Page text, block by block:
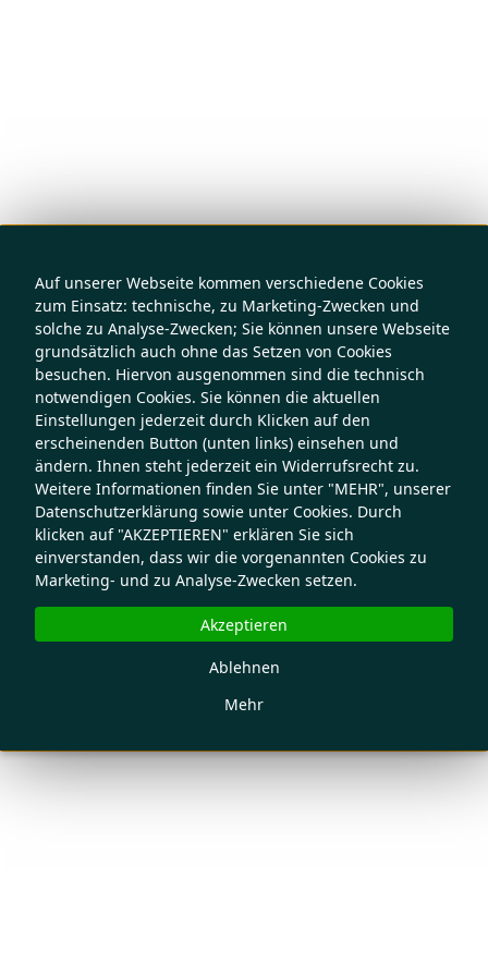
Auf unserer Webseite kommen verschiedene Cookies
zum Einsatz: technische, zu Marketing-Zwecken und
solche zu Analyse-Zwecken; Sie können unsere Webseite
grundsätzlich auch ohne das Setzen von Cookies
besuchen. Hiervon ausgenommen sind die technisch
notwendigen Cookies. Sie können die aktuellen
Einstellungen jederzeit durch Klicken auf den
erscheinenden Button (unten links) einsehen und
ändern. Ihnen steht jederzeit ein Widerrufsrecht zu.
Weitere Informationen finden Sie unter "MEHR", unserer
Datenschutzerklärung sowie unter Cookies. Durch
klicken auf "AKZEPTIEREN" erklären Sie sich
einverstanden, dass wir die vorgenannten Cookies zu
Marketing- und zu Analyse-Zwecken setzen.
Mehr
Ablehnen
Akzeptieren